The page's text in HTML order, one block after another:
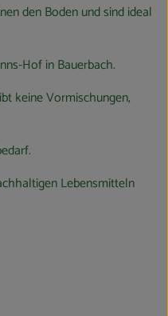
den Boden und sind ideal
Hof in Bauerbach.
keine Vormischungen,
Lebensmitteln